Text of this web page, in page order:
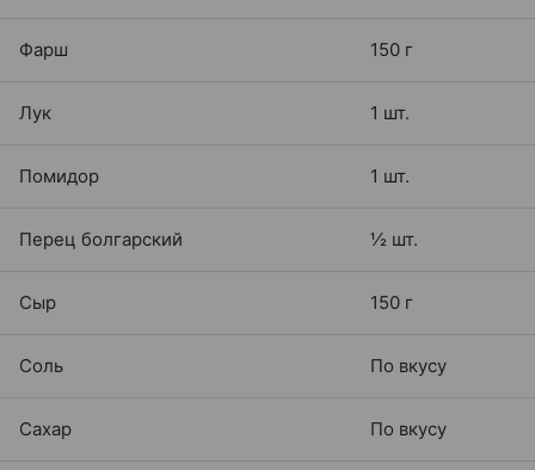
Фарш 150 г
Лук 1 шт.
Помидор 1 шт.
Перец болгарский ½ шт.
Сыр 150 г
Соль По вкусу
Сахар По вкусу